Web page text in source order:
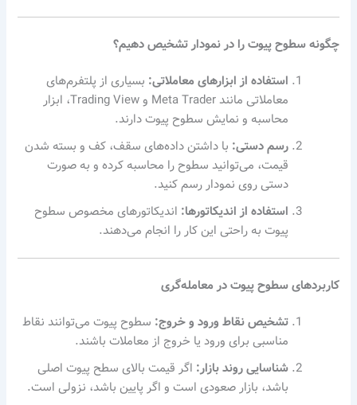
چگونه سطوح پیوت را در نمودار تشخیص دهیم؟
استفاده از ابزارهای معاملاتی: بسیاری از پلتفرم‌های
معاملاتی مانند Meta Trader و Trading View، ابزار
محاسبه و نمایش سطوح پیوت دارند.
رسم دستی: با داشتن داده‌های سقف، کف و بسته شدن
قیمت، می‌توانید سطوح را محاسبه کرده و به صورت
دستی روی نمودار رسم کنید.
استفاده از اندیکاتورها: اندیکاتورهای مخصوص سطوح
پیوت به راحتی این کار را انجام می‌دهند.
کاربردهای سطوح پیوت در معامله‌گری
تشخیص نقاط ورود و خروج: سطوح پیوت می‌توانند نقاط
مناسبی برای ورود یا خروج از معاملات باشند.
شناسایی روند بازار: اگر قیمت بالای سطح پیوت اصلی
باشد، بازار صعودی است و اگر پایین باشد، نزولی است.